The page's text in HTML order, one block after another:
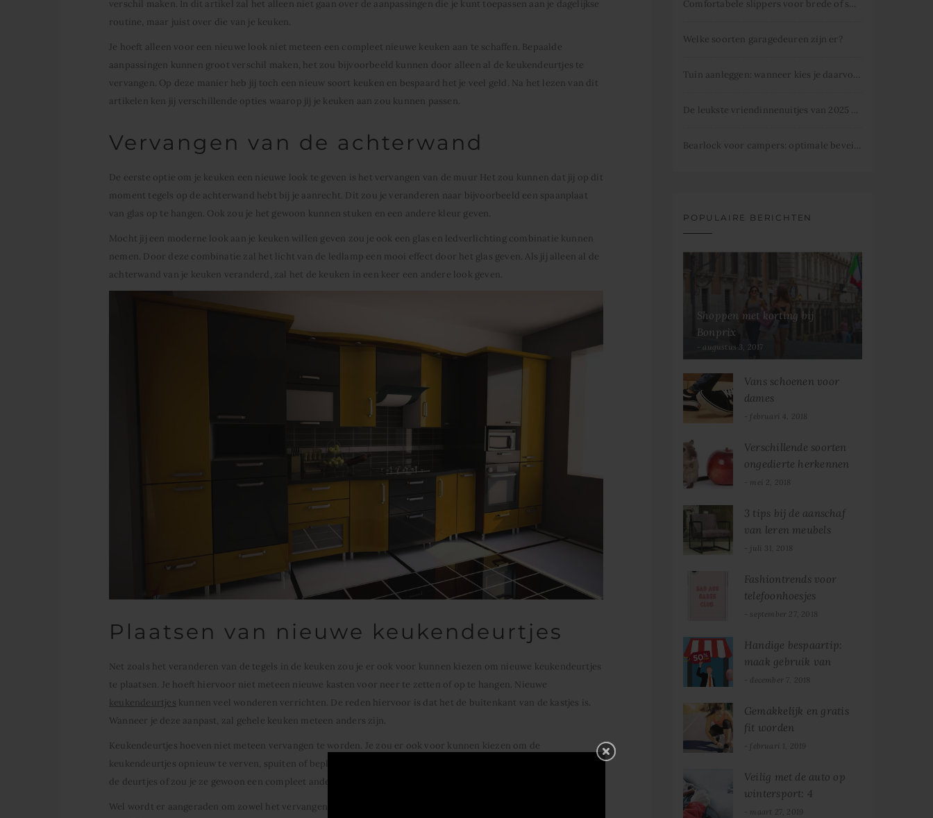
verschil maken. In dit artikel zal het alleen niet gaan over de aanpassingen die je kunt toepassen aan je dagelijkse
routine, maar juist over die van je keuken.
Je hoeft alleen voor een nieuwe look niet meteen een compleet nieuwe keuken aan te schaffen. Bepaalde
aanpassingen kunnen groot verschil maken, het zou bijvoorbeeld kunnen door alleen al de keukendeurtjes te
vervangen. Op deze manier heb jij toch een nieuw soort keuken en bespaard het je veel geld. Na het lezen van dit
artikelen ken jij verschillende opties waarop jij je keuken aan zou kunnen passen.
Vervangen van de achterwand
De eerste optie om je keuken een nieuwe look te geven is het vervangen van de muur Het zou kunnen dat jij op dit
moment tegels op de achterwand hebt bij je aanrecht. Dit zou je veranderen naar bijvoorbeeld een spaanplaat
van glas op te hangen. Ook zou je het gewoon kunnen stuken en een andere kleur geven.
Mocht jij een moderne look aan je keuken willen geven zou je ook een glas en ledverlichting combinatie kunnen
nemen. Door deze combinatie zal het licht van de ledlamp een mooi effect door het glas geven. Als jij alleen al de
achterwand van je keuken veranderd, zal het de keuken in een keer een andere look geven.
Plaatsen van nieuwe keukendeurtjes
Net zoals het veranderen van de tegels in de keuken zou je er ook voor kunnen kiezen om nieuwe keukendeurtjes
te plaatsen. Je hoeft hiervoor niet meteen nieuwe kasten voor neer te zetten of op te hangen. Nieuwe
keukendeurtjes kunnen veel wonderen verrichten. De reden hiervoor is dat het de buitenkant van de kastjes is.
Wanneer je deze aanpast, zal gehele keuken meteen anders zijn.
Keukendeurtjes hoeven niet meteen vervangen te worden. Je zou er ook voor kunnen kiezen om de
keukendeurtjes opnieuw te verven, spuiten of beplakken. Door dit te doen zou je bepaalde stijl kunnen geven aan
de deurtjes of zou je ze gewoon een compleet andere kleur kunnen maken.
Wel wordt er aangeraden om zowel het vervangen van de tegels of keukendeurtjes te laten doen door een
Comfortabele slippers voor brede of smalle voeten
Welke soorten garagedeuren zijn er?
Tuin aanleggen: wanneer kies je daarvoor
De leukste vriendinnenuitjes van 2025 dit mag je niet missen.
Bearlock voor campers: optimale beveiliging
POPULAIRE BERICHTEN
Shoppen met korting bij
Bonprix
augustus 3, 2017
Vans schoenen voor
dames
februari 4, 2018
Verschillende soorten
ongedierte herkennen
en bestrijden
mei 2, 2018
3 tips bij de aanschaf
van leren meubels
juli 31, 2018
Fashiontrends voor
telefoonhoesjes
september 27, 2018
Handige bespaartip:
maak gebruik van
folders
december 7, 2018
Gemakkelijk en gratis
fit worden
februari 1, 2019
Veilig met de auto op
wintersport: 4
praktische tips!
maart 27, 2019